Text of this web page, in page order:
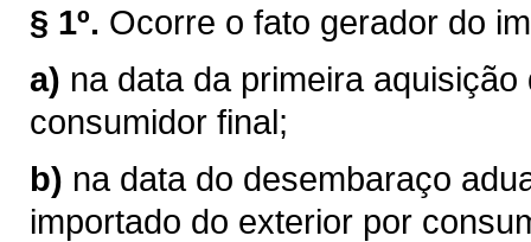
§ 1º. Ocorre o fato gerador do
a) na data da primeira
consumidor final;
b) na data do desembaraço
importado do exterior por